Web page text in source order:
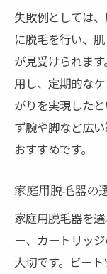
失敗例としては
に脱毛を行い、
が見受けられま
用し、定期的な
がりを実現した
ず腕や脚など広
おすすめです。
家庭用脱毛器の
家庭用脱毛器を
ー、カートリッ
大切です。ビー